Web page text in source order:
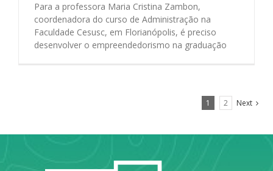
Para a professora Maria Cristina Zambon,
coordenadora do curso de Administração na
Faculdade Cesusc, em Florianópolis, é preciso
desenvolver o empreendedorismo na graduação
1 2 Next